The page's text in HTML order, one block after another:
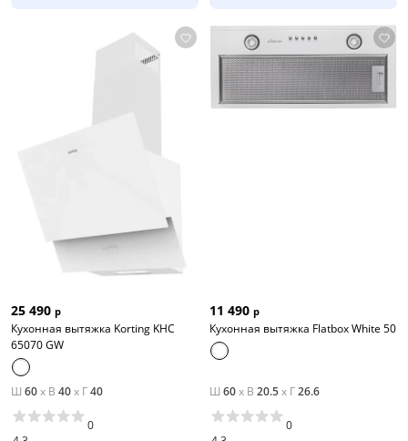
25 490 р
Кухонная вытяжка Korting KHC
65070 GW
Ш 60x В 40x Г40
0
11 490 р
Кухонная вытяжка Flatbox White 50
Ш 60x В 20.5x Г26.6
0